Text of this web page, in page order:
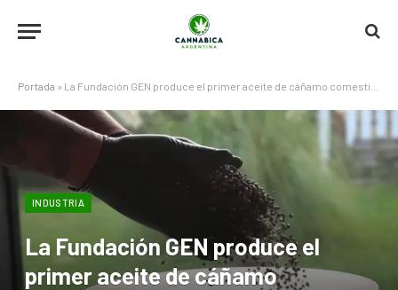
Portada » La Fundación GEN produce el primer aceite de cáñamo comestible de la Patagonia
INDUSTRIA
La Fundación GEN produce el
primer aceite de cáñamo